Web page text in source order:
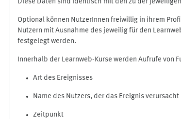
Diese Daten sind identisch mit den zu der
Optional können NutzerInnen freiwillig in ihrem
Nutzern mit Ausnahme des jeweilig für den
festgelegt werden.
Innerhalb der Learnweb-Kurse werden Aufrufe von
Art des Ereignisses
Name des Nutzers, der das Ereignis verursacht
Zeitpunkt